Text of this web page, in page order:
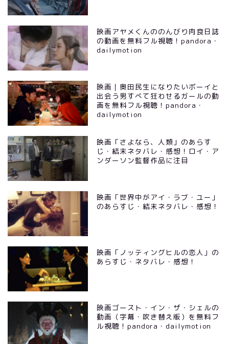
映画アヤメくんののんびり肉食日誌
の動画を無料フル視聴！pandora・
dailymotion
映画｜奥田民生になりたいボーイと
出会う男すべて狂わせるガールの動
画を無料フル視聴！pandora・
dailymotion
映画「さよなら、人類」のあらす
じ・結末ネタバレ・感想！ロイ・ア
ンダーソン監督作品に注目
映画「世界中がアイ・ラブ・ユー」
のあらすじ・結末ネタバレ・感想！
映画「ノッティングヒルの恋人」の
あらすじ・ネタバレ・感想！
映画ゴースト・イン・ザ・シェルの
動画（字幕・吹き替え版）を無料フ
ル視聴！pandora・dailymotion